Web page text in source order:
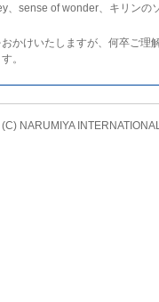
、sense of wonder、キリンの
かけいたしますが、何卒ご理
。